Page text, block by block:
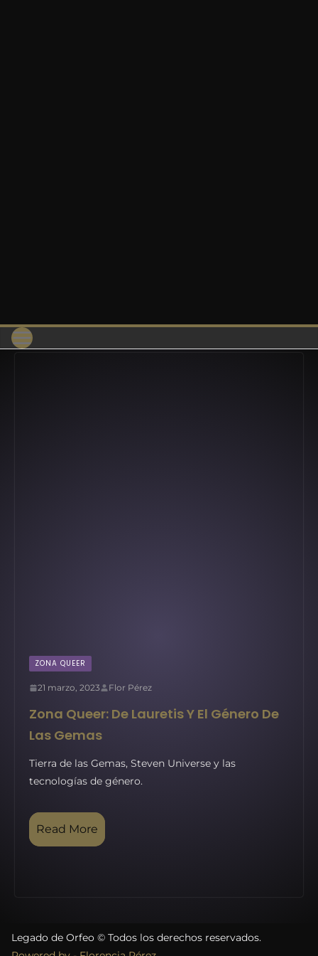
ZONA QUEER
21 marzo, 2023 Flor Pérez
Zona Queer: De Lauretis Y El Género De
Las Gemas
Tierra de las Gemas, Steven Universe y las
tecnologías de género.
Read More
Legado de Orfeo © Todos los derechos reservados.